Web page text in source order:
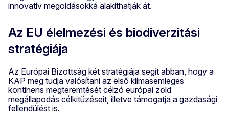
innovatív megoldásokká alakíthatják át.
Az EU élelmezési és biodiverzitási
stratégiája
Az Európai Bizottság két stratégiája segít abban, hogy a
KAP meg tudja valósítani az első klímasemleges
kontinens megteremtését célzó európai zöld
megállapodás célkitűzéseit, illetve támogatja a gazdasági
fellendülést is.